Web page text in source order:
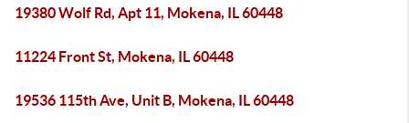
19380 Wolf Rd, Apt 11, Mokena, IL 60448
11224 Front St, Mokena, IL 60448
19536 115th Ave, Unit B, Mokena, IL 60448